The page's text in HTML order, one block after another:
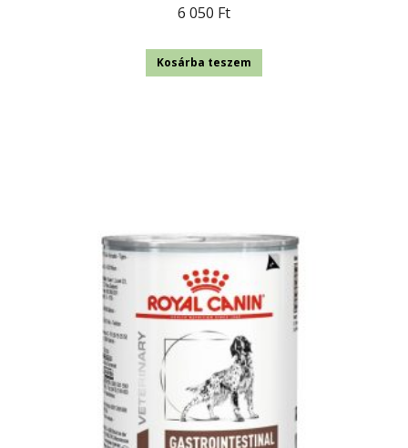
6 050 Ft
Kosárba teszem